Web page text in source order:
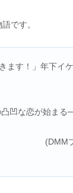
です。
ます！」年下イ
凸凹な恋が始ま
(DMM